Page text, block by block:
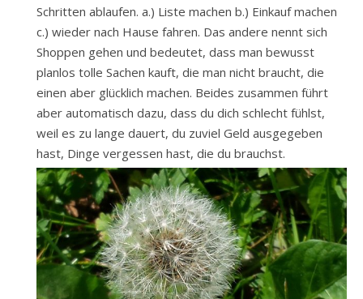
Schritten ablaufen. a.) Liste machen b.) Einkauf machen
c.) wieder nach Hause fahren. Das andere nennt sich
Shoppen gehen und bedeutet, dass man bewusst
planlos tolle Sachen kauft, die man nicht braucht, die
einen aber glücklich machen. Beides zusammen führt
aber automatisch dazu, dass du dich schlecht fühlst,
weil es zu lange dauert, du zuviel Geld ausgegeben
hast, Dinge vergessen hast, die du brauchst.